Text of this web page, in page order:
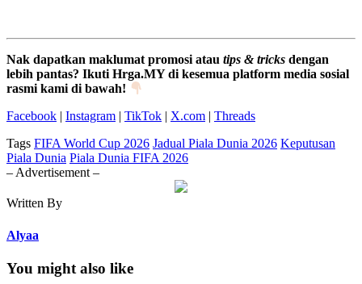
Nak dapatkan maklumat promosi atau tips & tricks dengan
lebih pantas? Ikuti Hrga.MY di kesemua platform media sosial
rasmi kami di bawah!
Facebook | Instagram | TikTok | X.com | Threads
Tags FIFA World Cup 2026 Jadual Piala Dunia 2026 Keputusan
Piala Dunia Piala Dunia FIFA 2026
– Advertisement –
Written By
Alyaa
You might also like